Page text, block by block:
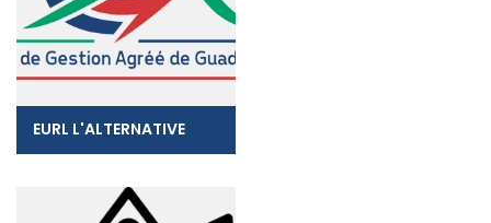
EURL L'ALTERNATIVE